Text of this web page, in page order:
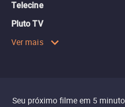
Telecine
Pluto TV
Ver mais
Seu próximo filme em 5